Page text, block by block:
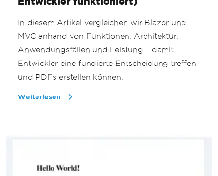
In diesem Artikel vergleichen wir Blazor und
MVC anhand von Funktionen, Architektur,
Anwendungsfällen und Leistung – damit
Entwickler eine fundierte Entscheidung treffen
und PDFs erstellen können.
Weiterlesen